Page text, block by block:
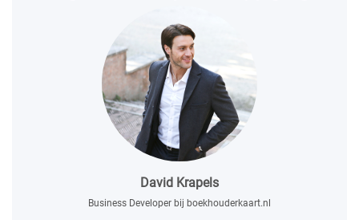
David Krapels
Business Developer bij boekhouderkaart.nl